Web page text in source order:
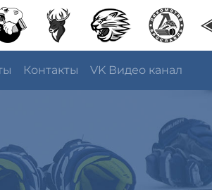
Контакты VK Видео канал